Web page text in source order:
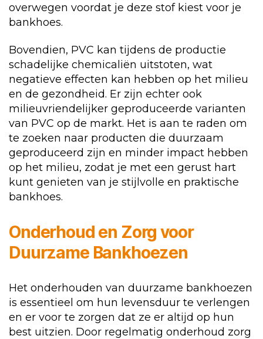
overwegen voordat je deze stof kiest voor je
bankhoes.
Bovendien, PVC kan tijdens de productie
schadelijke chemicaliën uitstoten, wat
negatieve effecten kan hebben op het milieu
en de gezondheid. Er zijn echter ook
milieuvriendelijker geproduceerde varianten
van PVC op de markt. Het is aan te raden om
te zoeken naar producten die duurzaam
geproduceerd zijn en minder impact hebben
op het milieu, zodat je met een gerust hart
kunt genieten van je stijlvolle en praktische
bankhoes.
Onderhoud en Zorg voor
Duurzame Bankhoezen
Het onderhouden van duurzame bankhoezen
is essentieel om hun levensduur te verlengen
en er voor te zorgen dat ze er altijd op hun
best uitzien. Door regelmatig onderhoud zorg